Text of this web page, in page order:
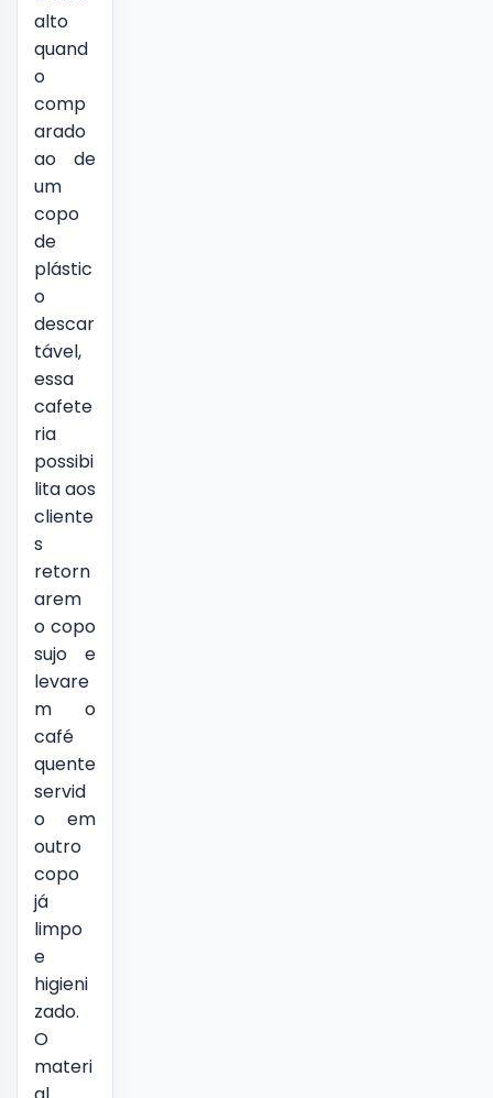
alto
quand
o
comp
arado
ao de
um
copo
de
plástic
o
descar
tável,
essa
cafete
ria
possibi
lita aos
cliente
s
retorn
arem
o copo
sujo e
levare
m o
café
quente
servid
o em
outro
copo
já
limpo
e
higieni
zado.
O
materi